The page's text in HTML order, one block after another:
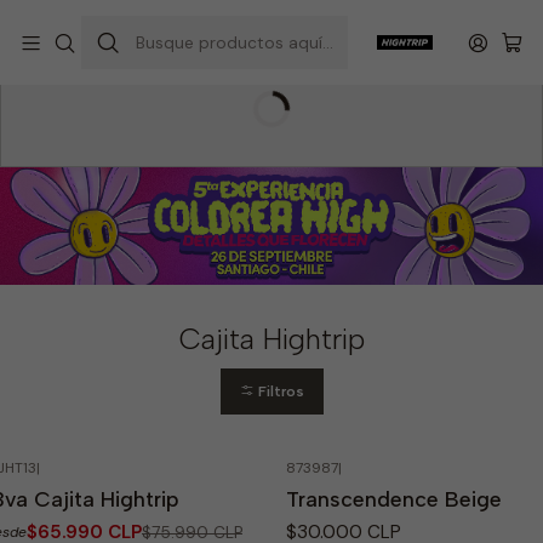
Cajita Hightrip
Filtros
OFF
|
Cajita Hightrip
$65.990 CLP$75.990 CLP
No disponible
873987|
Transcendence Beige
$30.000 CLP